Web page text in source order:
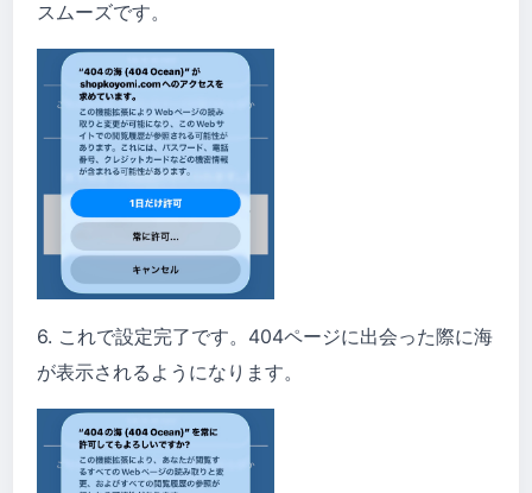
スムーズです。
6. これで設定完了です。404ページに出会った際に海
が表示されるようになります。